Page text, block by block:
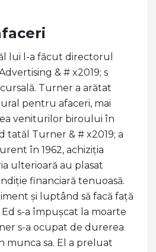
lui l-a făcut directorul
& # x2019; s
Turner a arătat
pentru afaceri, mai
veniturilor biroului în
tatăl Turner & # x2019; a
în 1962, achiziția
ulterioară au plasat
financiară tenuoasă.
și luptând să facă față
s-a împușcat la moarte
s-a ocupat de durerea
munca sa. El a preluat